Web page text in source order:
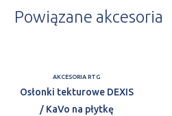
Powiązane akcesoria
AKCESORIA RTG
Osłonki tekturowe DEXIS
/ KaVo na płytkę